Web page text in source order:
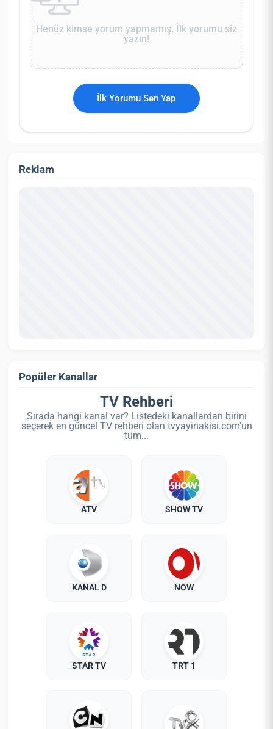
Henüz kimse yorum yapmamış. İlk yorumu siz
yazın!
İlk Yorumu Sen Yap
Reklam
Popüler Kanallar
TV Rehberi
Sırada hangi kanal var? Listedeki kanallardan birini
seçerek en güncel TV rehberi olan tvyayinakisi.com'un
tüm...
ATV SHOW TV
KANAL D NOW
STAR TV TRT 1